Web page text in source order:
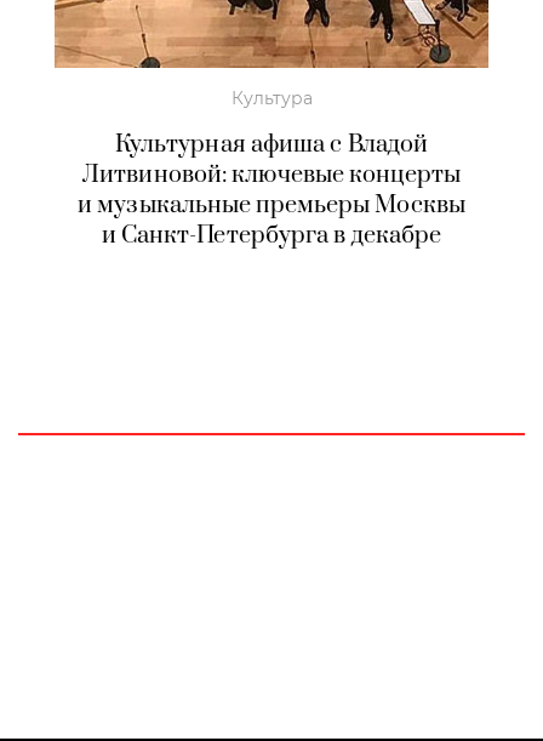
Культура
Культурная афиша с Владой
Литвиновой: ключевые концерты
и музыкальные премьеры Москвы
и Санкт-Петербурга в декабре